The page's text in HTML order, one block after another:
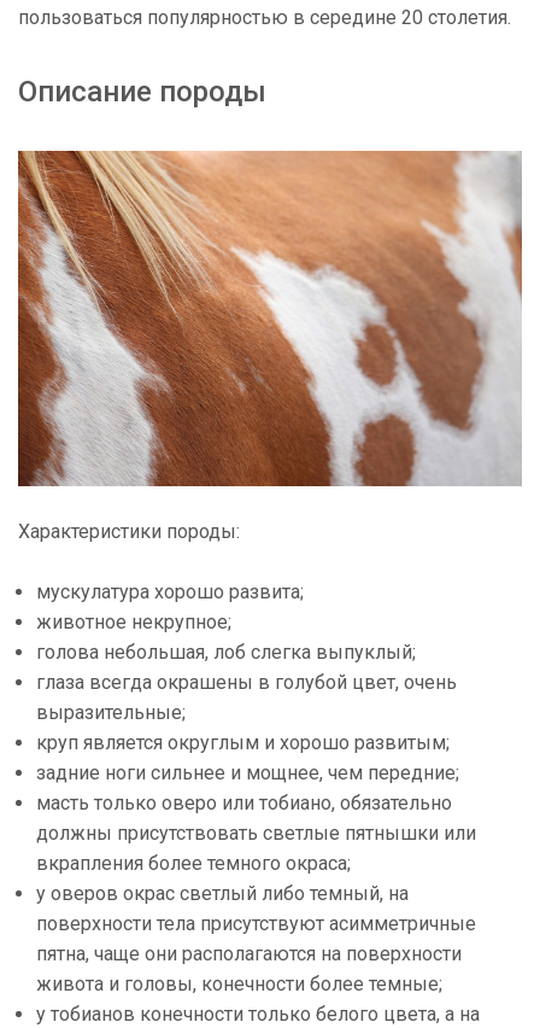
пользоваться популярностью в середине 20 столетия.
Описание породы
Характеристики породы:
мускулатура хорошо развита;
животное некрупное;
голова небольшая, лоб слегка выпуклый;
глаза всегда окрашены в голубой цвет, очень
выразительные;
круп является округлым и хорошо развитым;
задние ноги сильнее и мощнее, чем передние;
масть только оверо или тобиано, обязательно
должны присутствовать светлые пятнышки или
вкрапления более темного окраса;
у оверов окрас светлый либо темный, на
поверхности тела присутствуют асимметричные
пятна, чаще они располагаются на поверхности
живота и головы, конечности более темные;
у тобианов конечности только белого цвета, а на